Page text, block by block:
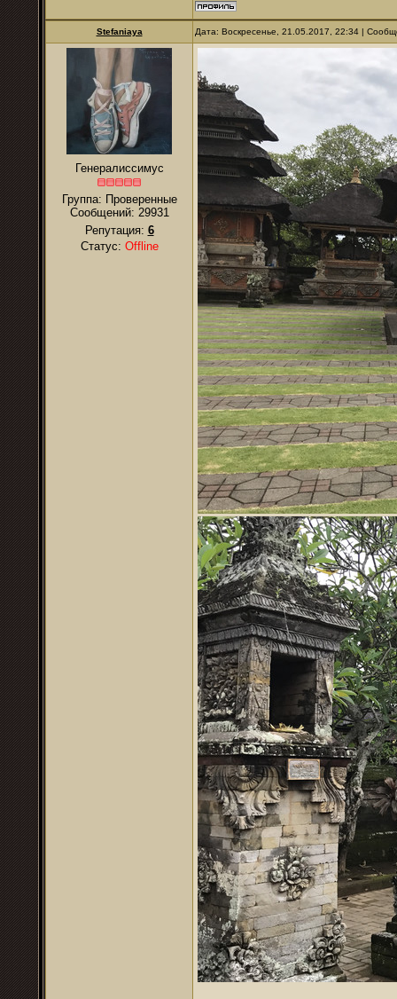
Stefaniaya Дата: Воскресенье, 21.05.2017, 22:34 |
Генералиссимус
Группа: Проверенные
Сообщений: 29931
Репутация: 6
Статус: Offline